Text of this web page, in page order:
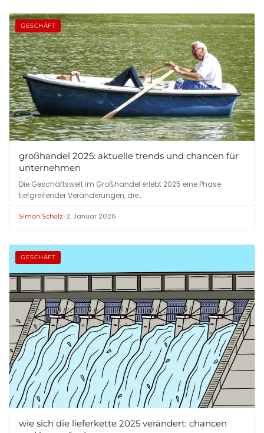
GESCHÄFT
großhandel 2025: aktuelle trends und chancen für
unternehmen
Die Geschäftswelt im Großhandel erlebt 2025 eine Phase
tiefgreifender Veränderungen, die…
Simon Scholz•2. Januar 2026
GESCHÄFT
wie sich die lieferkette 2025 verändert: chancen